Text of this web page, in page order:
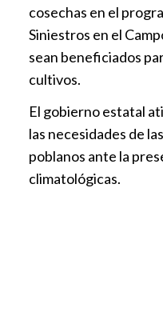
cosechas en el
Siniestros en el
sean beneficiados
cultivos.
El gobierno estatal
las necesidades de
poblanos ante la
climatológicas.